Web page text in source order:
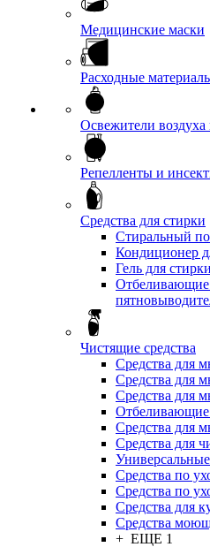
Медицинские маски
Расходные
Освежители воздуха
Репелленты и
Средства для стирки
Стиральный
Кондиционер
Гель для стирки
Отбеливающие
Чистящие средства
Средства для
Средства для
Средства для
Отбеливающие
Средства для
Средства для
Средства по
Средства по
Средства для
Средства
+ ЕЩЕ 1